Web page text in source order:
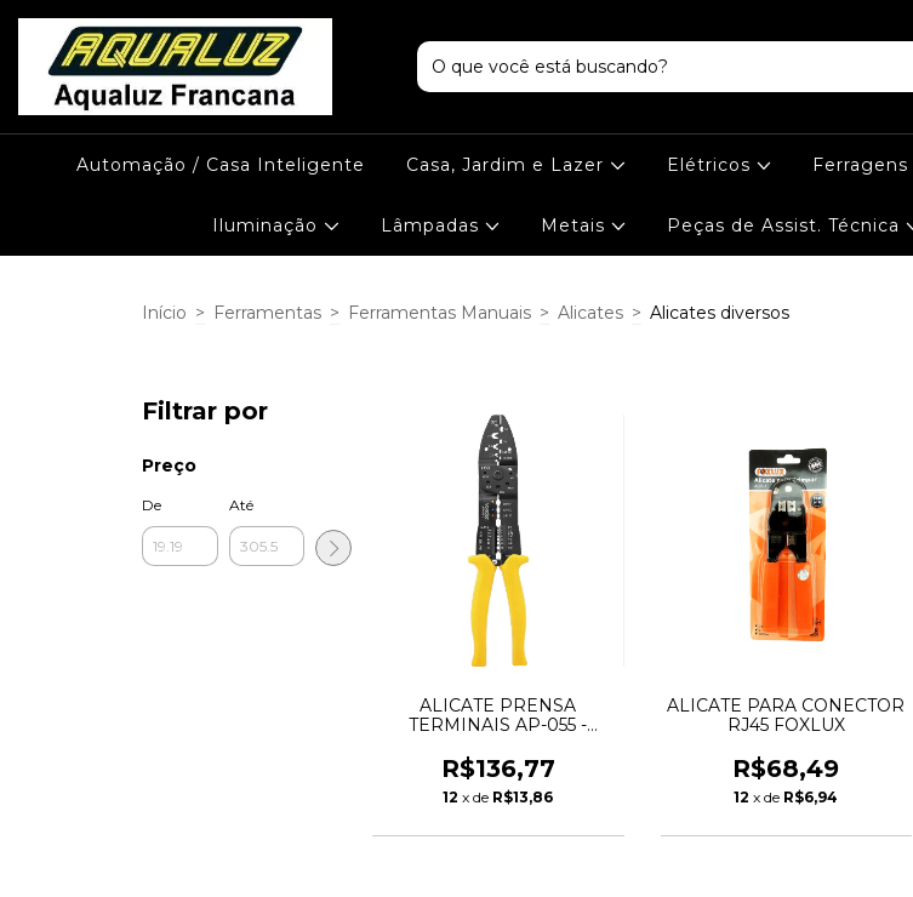
Automação / Casa Inteligente Casa, Jardim e Lazer Elétricos Ferragens
Iluminação Lâmpadas Metais Peças de Assist. Técnica
Início > Ferramentas > Ferramentas Manuais > Alicates > Alicates diversos
Filtrar por
Preço
De Até
ALICATE PRENSA
TERMINAIS AP-055 -
R$136,77
12 x de R$13,86
ALICATE PARA CONECTOR
RJ45 FOXLUX
R$68,49
12 x de R$6,94